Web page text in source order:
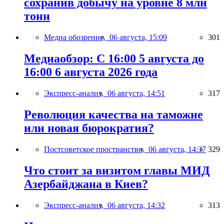
сохранив добычу на уровне 8 млн
тонн
Медиа обозрение, 06 августа, 15:09 301
Медиаобзор: С 16:00 5 августа до
16:00 6 августа 2026 года
Экспресс-анализ, 06 августа, 14:51 317
Революция качества на таможне
или новая бюрократия?
Постсоветское пространство, 06 августа, 14:37 329
Что стоит за визитом главы МИД
Азербайджана в Киев?
Экспресс-анализ, 06 августа, 14:32 313